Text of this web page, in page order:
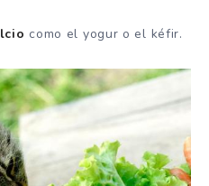
como el yogur o el kéfir.